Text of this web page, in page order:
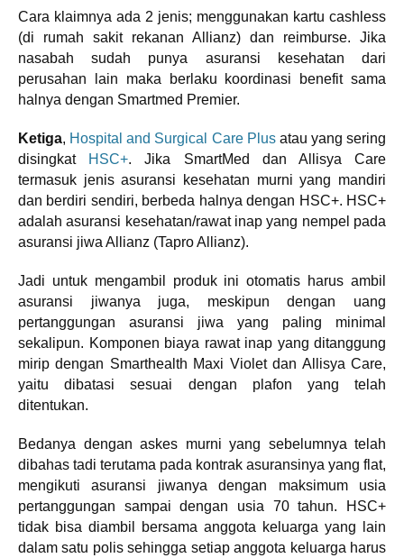
Cara klaimnya ada 2 jenis; menggunakan kartu cashless
(di rumah sakit rekanan Allianz) dan reimburse. Jika
nasabah sudah punya asuransi kesehatan dari
perusahan lain maka berlaku koordinasi benefit sama
halnya dengan Smartmed Premier.
Ketiga, Hospital and Surgical Care Plusatau yang sering
disingkat
HSC+. Jika SmartMed dan Allisya Care
termasuk jenis asuransi kesehatan murni yang mandiri
dan berdiri sendiri, berbeda halnya dengan HSC+. HSC+
adalah asuransi kesehatan/rawat inap yang nempel pada
asuransi jiwa Allianz (Tapro Allianz).
Jadi untuk mengambil produk ini otomatis harus ambil
asuransi jiwanya juga, meskipun dengan uang
pertanggungan asuransi jiwa yang paling minimal
sekalipun. Komponen biaya rawat inap yang ditanggung
mirip dengan Smarthealth Maxi Violet dan Allisya Care,
yaitu dibatasi sesuai dengan plafon yang telah
ditentukan.
Bedanya dengan askes murni yang sebelumnya telah
dibahas tadi terutama pada kontrak asuransinya yang flat,
mengikuti asuransi jiwanya dengan maksimum usia
pertanggungan sampai dengan usia 70 tahun. HSC+
tidak bisa diambil bersama anggota keluarga yang lain
dalam satu polis sehingga setiap anggota keluarga harus